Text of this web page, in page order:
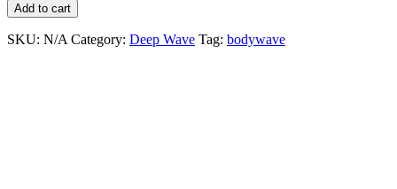
Add to cart
SKU: N/A Category: Deep Wave Tag: bodywave